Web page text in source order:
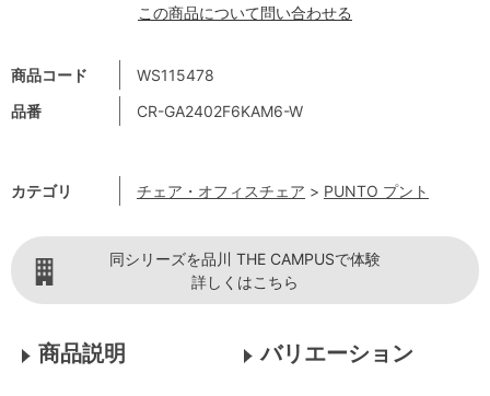
商品コード
WS115478
品番
CR-GA2402F6KAM6-W
カテゴリ チェア・オフィスチェア > PUNTO プント
この商品について問い合わせる
同シリーズを品川 THE CAMPUSで体験
詳しくはこちら
商品説明 バリエーション